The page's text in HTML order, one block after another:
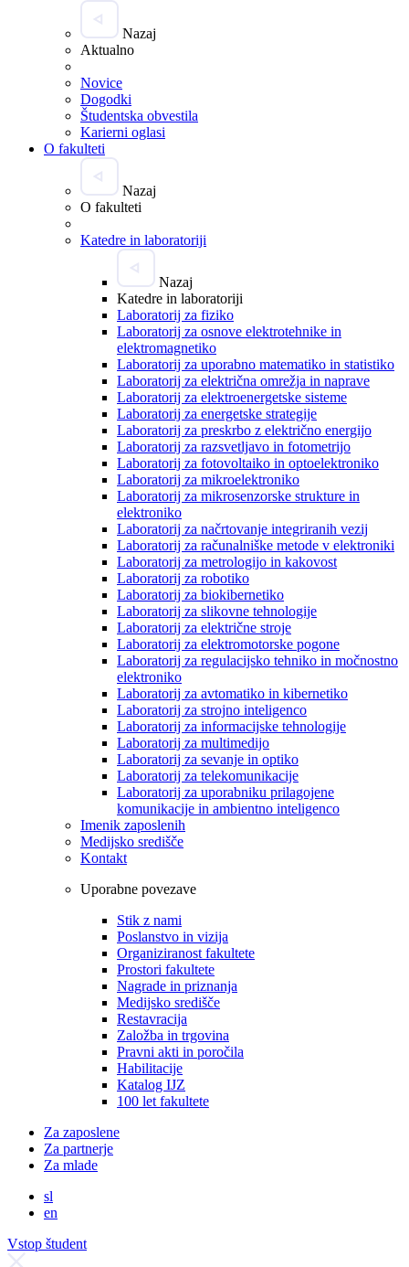
Nazaj
Aktualno
Novice
Dogodki
Študentska obvestila
Karierni oglasi
O fakulteti
Nazaj
O fakulteti
Katedre in laboratoriji
Nazaj
Katedre in laboratoriji
Laboratorij za fiziko
Laboratorij za osnove elektrotehnike in
elektromagnetiko
Laboratorij za uporabno matematiko in statistiko
Laboratorij za električna omrežja in naprave
Laboratorij za elektroenergetske sisteme
Laboratorij za energetske strategije
Laboratorij za preskrbo z električno energijo
Laboratorij za razsvetljavo in fotometrijo
Laboratorij za fotovoltaiko in optoelektroniko
Laboratorij za mikroelektroniko
Laboratorij za mikrosenzorske strukture in
elektroniko
Laboratorij za načrtovanje integriranih vezij
Laboratorij za računalniške metode v elektroniki
Laboratorij za metrologijo in kakovost
Laboratorij za robotiko
Laboratorij za biokibernetiko
Laboratorij za slikovne tehnologije
Laboratorij za električne stroje
Laboratorij za elektromotorske pogone
Laboratorij za regulacijsko tehniko in močnostno
elektroniko
Laboratorij za avtomatiko in kibernetiko
Laboratorij za strojno inteligenco
Laboratorij za informacijske tehnologije
Laboratorij za multimedijo
Laboratorij za sevanje in optiko
Laboratorij za telekomunikacije
Laboratorij za uporabniku prilagojene
komunikacije in ambientno inteligenco
Imenik zaposlenih
Medijsko središče
Kontakt
Uporabne povezave
Stik z nami
Poslanstvo in vizija
Organiziranost fakultete
Prostori fakultete
Nagrade in priznanja
Medijsko središče
Restavracija
Založba in trgovina
Pravni akti in poročila
Habilitacije
Katalog IJZ
100 let fakultete
Za zaposlene
Za partnerje
Za mlade
sl
en
Vstop študent